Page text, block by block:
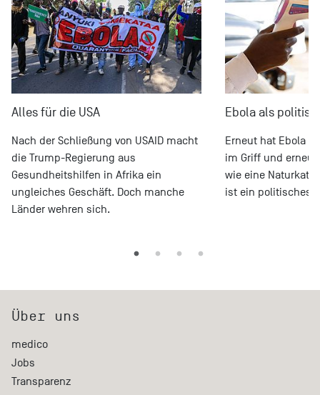
Alles für die USA
Nach der Schließung von USAID macht
die Trump-Regierung aus
Gesundheitshilfen in Afrika ein
ungleiches Geschäft. Doch manche
Länder wehren sich.
Ebola als
Erneut hat Ebola
im Griff und
wie eine
ist ein politisches
Über uns
medico
Jobs
Transparenz